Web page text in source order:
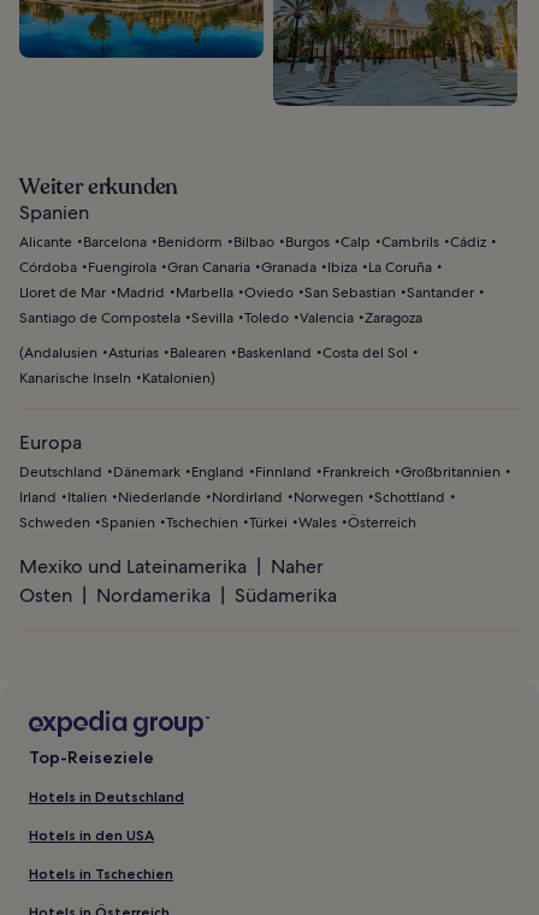
Weiter erkunden
Spanien
Alicante Barcelona Benidorm Bilbao Burgos Calp Cambrils Cádiz
Córdoba
Fuengirola Gran Canaria Granada Ibiza
La Coruña
Lloret de Mar
Madrid Marbella Oviedo San Sebastian
Santander
Santiago de Compostela Sevilla Toledo Valencia Zaragoza
(Andalusien Asturias Balearen Baskenland
Costa del Sol
Kanarische Inseln
Katalonien)
Europa
Deutschland Dänemark England Finnland Frankreich
Großbritannien
Irland
Italien Niederlande Nordirland Norwegen
Schottland
Schweden
Spanien Tschechien Türkei Wales Österreich
Mexiko und Lateinamerika
Naher
Osten
Nordamerika Südamerika
Top-Reiseziele
Hotels in Deutschland
Hotels in den USA
Hotels in Tschechien